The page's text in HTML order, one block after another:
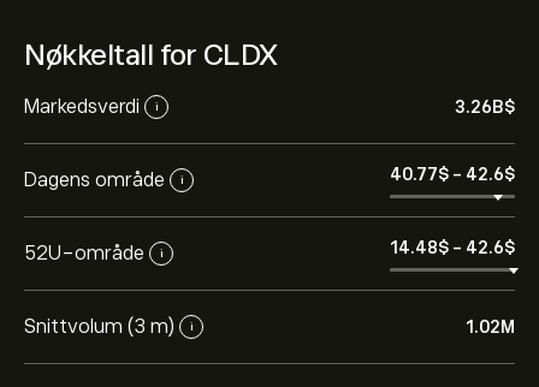
Nøkkeltall for CLDX
Markedsverdi i 3.26B‎$‎
Dagens område i 40.77‎$‎ - 42.6‎$‎
52U-område i 14.48‎$‎ - 42.6‎$‎
Snittvolum (3 m) i 1.02M